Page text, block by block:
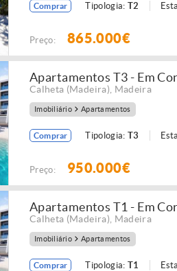
Comprar Tipologia: T2
Preço: 865.000€
Apartamentos T3 - Em
Calheta (Madeira) Madeira
Imobiliário Apartamentos
Comprar Tipologia: T3
Preço: 950.000€
Apartamentos T1 - Em
Calheta (Madeira) Madeira
Imobiliário Apartamentos
Comprar Tipologia: T1